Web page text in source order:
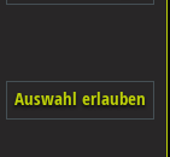
Auswahl erlauben